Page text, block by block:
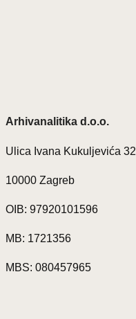
Arhivanalitika d.o.o.
Ulica Ivana Kukuljevića 32
10000 Zagreb
OIB: 97920101596
MB: 1721356
MBS: 080457965